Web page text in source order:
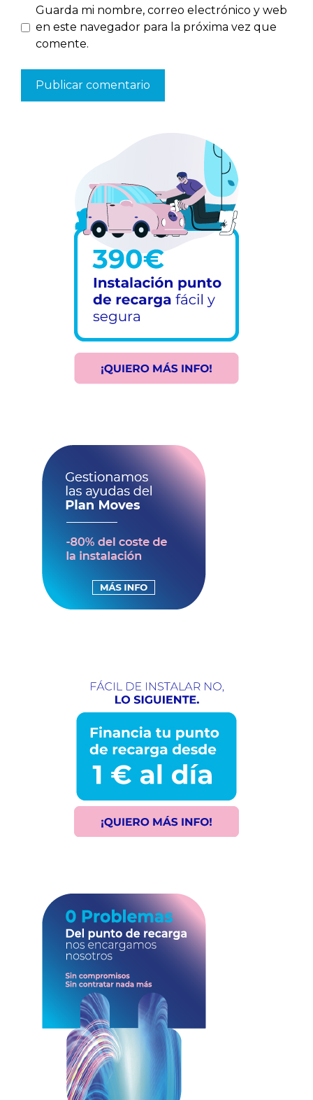
Guarda mi nombre, correo electrónico y web
en este navegador para la próxima vez que
comente.